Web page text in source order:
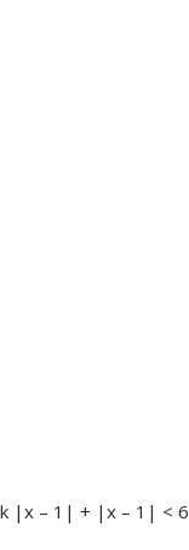
|x – 1| + |x – 1| < 6